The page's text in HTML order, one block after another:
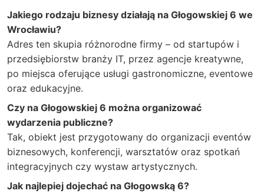
Jakiego rodzaju biznesy działają na Głogowskiej 6 we
Wrocławiu?
Adres ten skupia różnorodne firmy – od startupów i
przedsiębiorstw branży IT, przez agencje kreatywne,
po miejsca oferujące usługi gastronomiczne, eventowe
oraz edukacyjne.
Czy na Głogowskiej 6 można organizować
wydarzenia publiczne?
Tak, obiekt jest przygotowany do organizacji eventów
biznesowych, konferencji, warsztatów oraz spotkań
integracyjnych czy wystaw artystycznych.
Jak najlepiej dojechać na Głogowską 6?